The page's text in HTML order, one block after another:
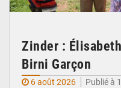
Zinder :
Birni Garçon
6 août 2026
Publié à